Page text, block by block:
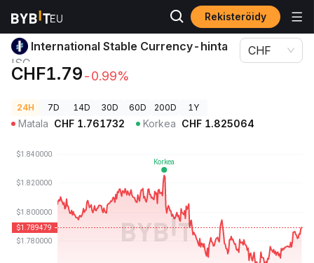
Rekisteröidy
Kryptohinnat International Stable Currency-hinta ISC
International Stable Currency-hinta
ISC
CHF1.79-0.99%
CHF
24H 7D 14D 30D 60D 200D 1Y
Matala CHF 1.761732 Korkea CHF 1.825064